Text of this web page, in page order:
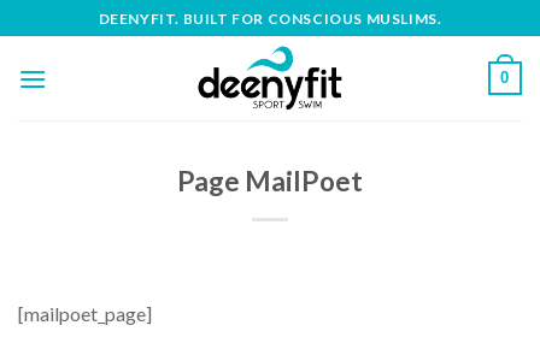
to
content
DEENYFIT. BUILT FOR CONSCIOUS MUSLIMS.
0
Page MailPoet
[mailpoet_page]